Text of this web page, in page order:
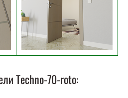
Techno-70-roto: